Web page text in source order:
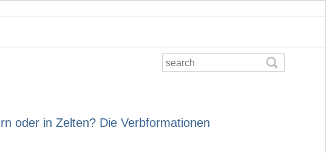
oder in Zelten? Die Verbformationen